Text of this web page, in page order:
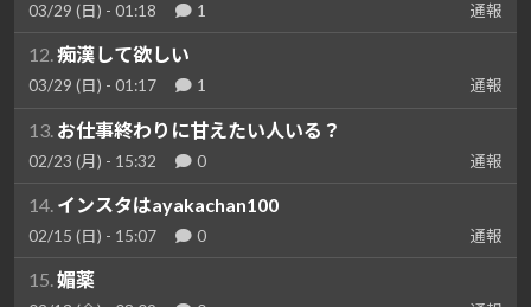
03/29 (日) - 01:18 1 通報
12.痴漢して欲しい
03/29 (日) - 01:17 1 通報
13. お仕事終わりに甘えたい人いる？
02/23 (月) - 15:32 0 通報
14. インスタはayakachan100
02/15 (日) - 15:07 0 通報
15.媚薬